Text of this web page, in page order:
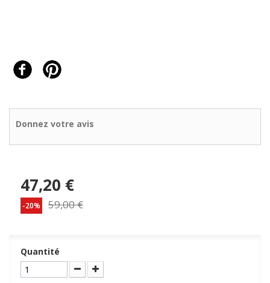
Donnez votre avis
47,20 €
-20% 59,00 €
Quantité